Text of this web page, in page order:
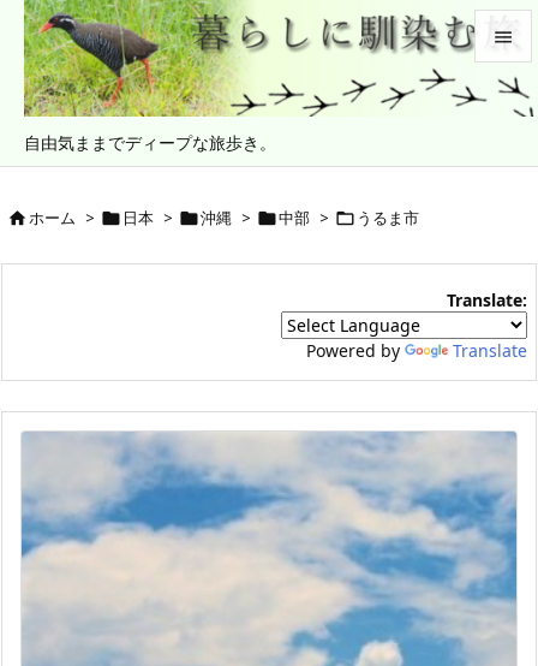
自由気ままでディープな旅歩き。


メニュ
次へ

ホーム >  日本 > 沖縄 > 中部 >  うるま市
Translate:
Powered by Translate